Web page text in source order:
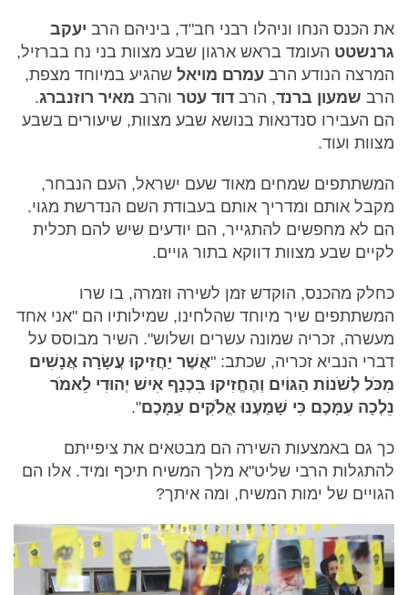
את הכנס הנחו וניהלו רבני חב"ד, ביניהם הרב יעקב
גרנשטט העומד בראש ארגון שבע מצוות בני נח בברזיל,
המרצה הנודע הרב עמרם מויאל שהגיע במיוחד מצפת,
הרב שמעון ברנד, הרב דוד עטר והרב מאיר רוזנברג.
הם העבירו סנדנאות בנושא שבע מצוות, שיעורים בשבע
מצוות ועוד.
המשתתפים שמחים מאוד שעם ישראל, העם הנבחר,
מקבל אותם ומדריך אותם בעבודת השם הנדרשת מגוי.
הם לא מחפשים להתגייר, הם יודעים שיש להם תכלית
לקיים שבע מצוות דווקא בתור גויים.
כחלק מהכנס, הוקדש זמן לשירה וזמרה, בו שרו
המשתתפים שיר מיוחד שהלחינו, שמילותיו הם "אני אחד
מעשרה, זכריה שמונה עשרים ושלוש". השיר מבוסס על
דברי הנביא זכריה, שכתב: "אֲשֶׁר יַחֲזִיקוּ עֲשָׂרָה אֲנָשִׁים
מִכֹּל לְשֹׁנוֹת הַגּוֹיִם וְהֶחֱזִיקוּ בִּכְנַף אִישׁ יְהוּדִי לֵאמֹר
נֵלְכָה עִמָּכֶם כִּי שָׁמַעְנוּ אֱלֹקִים עִמָּכֶם".
כך גם באמצעות השירה הם מבטאים את ציפייתם
להתגלות הרבי שליט"א מלך המשיח תיכף ומיד. אלו הם
הגויים של ימות המשיח, ומה איתך?